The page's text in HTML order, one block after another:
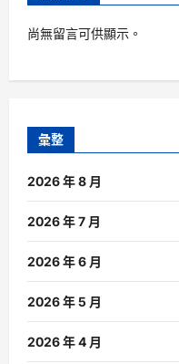
尚無留言可供顯示。
彙整
2026 年 8 月
2026 年 7 月
2026 年 6 月
2026 年 5 月
2026 年 4 月